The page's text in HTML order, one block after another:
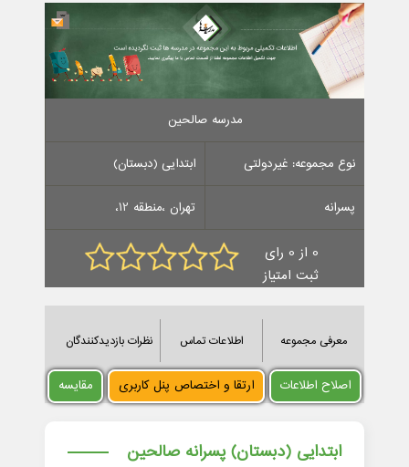
مدرسه صالحین
نوع مجموعه: غیردولتی ابتدایی (دبستان)
پسرانه تهران ،منطقه 12،
0 از 0 رای
ثبت امتیاز
معرفی مجموعه اطلاعات تماس نظرات بازدیدکنندگان
اصلاح اطلاعات ارتقا و اختصاص پنل کاربری مقایسه
ابتدایی (دبستان) پسرانه صالحین